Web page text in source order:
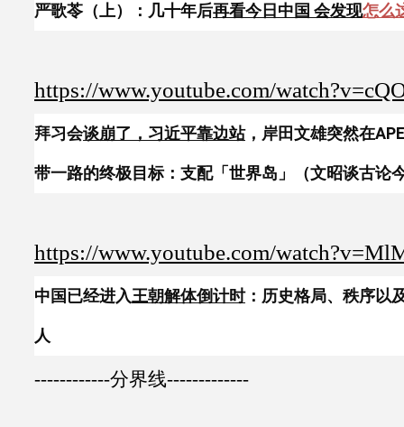
严歌苓（上）：几十年后再看今日中国 会发现怎么
https://www.youtube.com/
拜习会谈崩了，习近平靠边站，岸田文雄突然在
带一路的终极目标：支配「世界岛」（文昭谈古论
https://www.youtube.com/
中国已经进入王朝解体倒计时：历史格局、秩序以
人
------------分界线-------------